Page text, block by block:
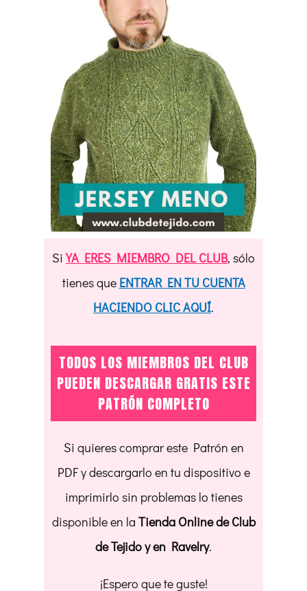
SiYA ERES MIEMBRO DEL CLUB, sólo
tienes que ENTRAR EN TU CUENTA
HACIENDO CLIC AQUÍ.
TODOS LOS MIEMBROS DEL CLUB
PUEDEN DESCARGAR GRATIS ESTE
PATRÓN COMPLETO
Si quieres comprar este Patrón en
PDF y descargarlo en tu dispositivo e
imprimirlo sin problemas lo tienes
disponible en la Tienda Online de Club
de Tejido y en Ravelry.
¡Espero que te guste!